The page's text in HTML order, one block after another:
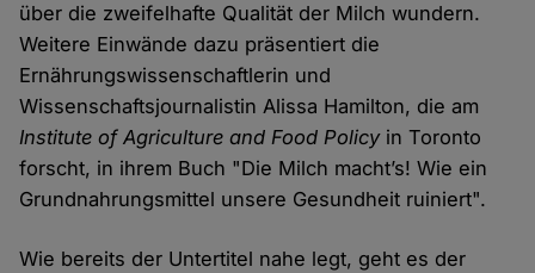
über die zweifelhafte Qualität der Milch wundern.
Weitere Einwände dazu präsentiert die
Ernährungswissenschaftlerin und
Wissenschaftsjournalistin Alissa Hamilton, die am
Institute of Agriculture and Food Policyin Toronto
forscht, in ihrem Buch "Die Milch macht’s! Wie ein
Grundnahrungsmittel unsere Gesundheit ruiniert".
Wie bereits der Untertitel nahe legt, geht es der